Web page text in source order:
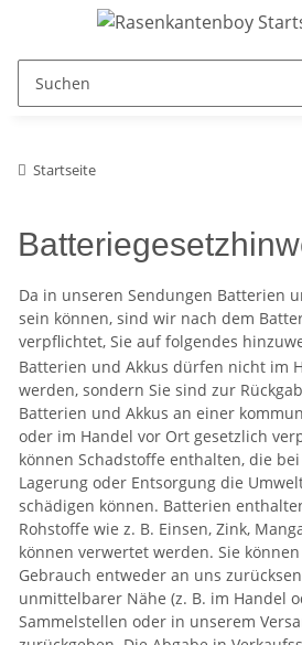
Startseite
Da in unseren Sendungen Batterien
sein können, sind wir nach dem
verpflichtet, Sie auf folgendes
Batterien und Akkus dürfen nicht im
werden, sondern Sie sind zur
Batterien und Akkus an einer
oder im Handel vor Ort gesetzlich
können Schadstoffe enthalten, die
Lagerung oder Entsorgung die
schädigen können. Batterien
Rohstoffe wie z. B. Einsen, Zink,
können verwertet werden. Sie
Gebrauch entweder an uns
unmittelbarer Nähe (z. B. im Handel
Sammelstellen oder in unserem